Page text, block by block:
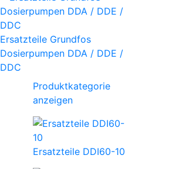
Ersatzteile Grundfos
Dosierpumpen DDA / DDE /
DDC
Produktkategorie
anzeigen
Ersatzteile DDI60-10